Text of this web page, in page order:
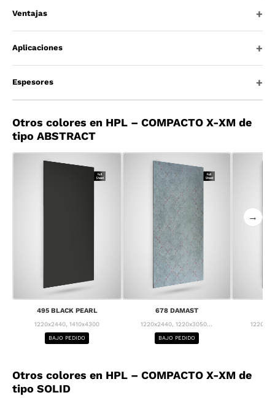
Ventajas
Aplicaciones
Espesores
Otros colores en HPL – COMPACTO X-XM de
tipo ABSTRACT
495 BLACK PEARL
1220x2440, 1410x4300
BAJO PEDIDO
678 DAMAST
1220x2440, 1220x3050...
BAJO PEDIDO
→
Otros colores en HPL – COMPACTO X-XM de
tipo SOLID